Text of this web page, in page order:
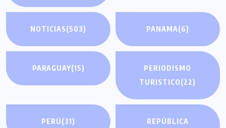
NOTICIAS(503) PANAMA(6)
PARAGUAY(15)
PERIODISMO
TURISTICO(22)
PERÚ(31)
REPÚBLICA